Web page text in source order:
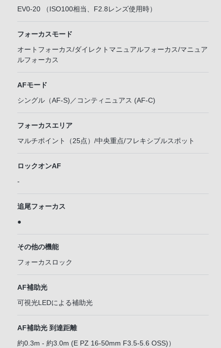
EV0-20 （ISO100相当、F2.8レンズ使用時）
フォーカスモード
オートフォーカス/ダイレクトマニュアルフォーカス/マニュア
ルフォーカス
AFモード
シングル（AF-S)／コンティニュアス (AF-C)
フォーカスエリア
マルチポイント（25点）/中央重点/フレキシブルスポット
ロックオンAF
-
追尾フォーカス
●
その他の機能
フォーカスロック
AF補助光
可視光LEDによる補助光
AF補助光 到達距離
約0.3m - 約3.0m (E PZ 16-50mm F3.5-5.6 OSS)）